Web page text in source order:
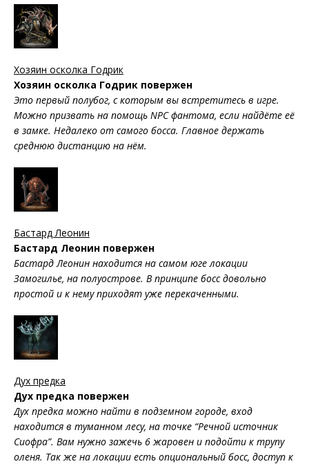
Хозяин осколка Годрик
Хозяин осколка Годрик повержен
Это первый полубог, с которым вы встретитесь в игре.
Можно призвать на помощь NPC фантома, если найдёте её
в замке. Недалеко от самого босса. Главное держать
среднюю дистанцию на нём.
Бастард Леонин
Бастард Леонин повержен
Бастард Леонин находится на самом юге локации
Замогилье, на полуострове. В принципе босс довольно
простой и к нему приходят уже перекаченными.
Дух предка
Дух предка повержен
Дух предка можно найти в подземном городе, вход
находится в туманном лесу, на точке “Речной источник
Сиофра”. Вам нужно зажечь 6 жаровен и подойти к трупу
оленя. Так же на локации есть опциональный босс, доступ к